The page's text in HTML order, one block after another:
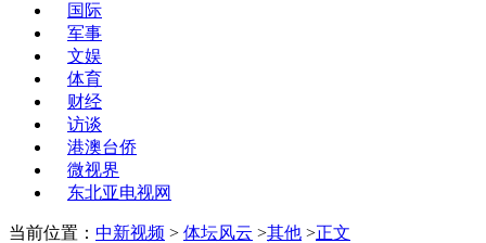
国际
军事
文娱
体育
财经
访谈
港澳台侨
微视界
东北亚电视网
当前位置： 中新视频 > 体坛风云 >其他 >正文